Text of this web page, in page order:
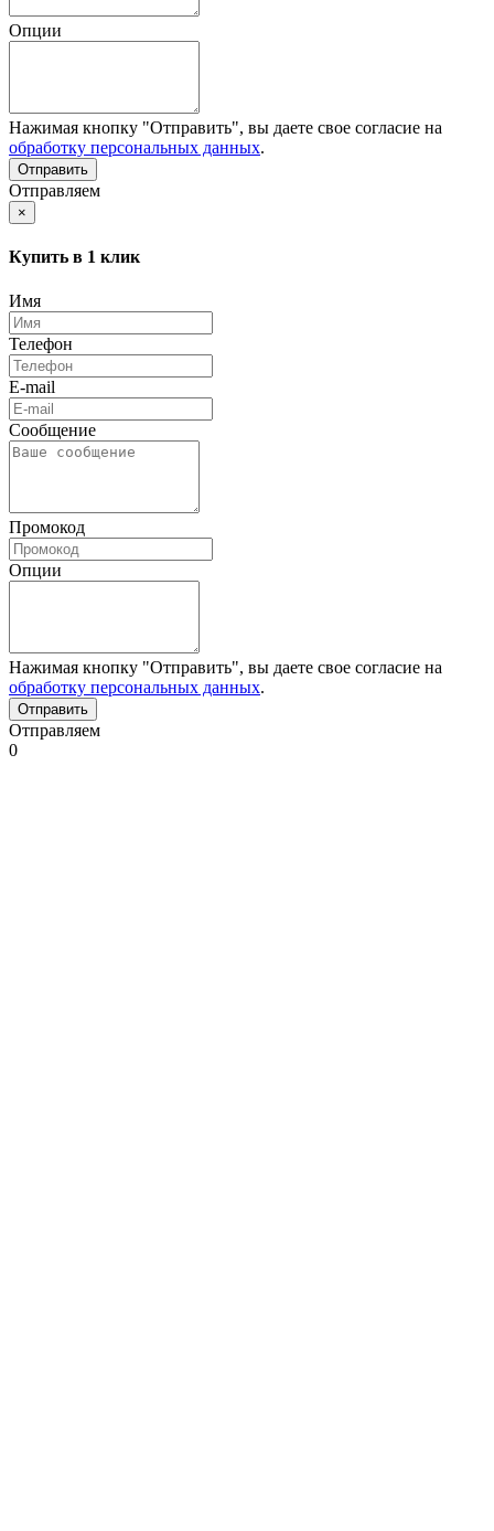
Опции
Нажимая кнопку "Отправить", вы даете свое согласие на
обработку персональных данных.
Отправляем
×
Купить в 1 клик
Имя
Телефон
E-mail
Сообщение
Промокод
Опции
Нажимая кнопку "Отправить", вы даете свое согласие на
обработку персональных данных.
Отправляем
0